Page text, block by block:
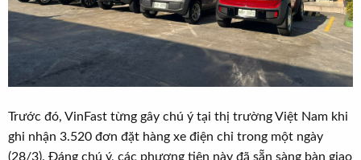
Trước đó, VinFast từng gây chú ý tại thị trường Việt Nam khi
ghi nhận 3.520 đơn đặt hàng xe điện chỉ trong một ngày
(28/3). Đáng chú ý, các phương tiện này đã sẵn sàng bàn giao